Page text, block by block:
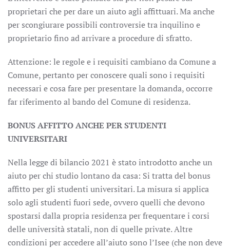
proprietari che per dare un aiuto agli affittuari. Ma anche
per scongiurare possibili controversie tra inquilino e
proprietario fino ad arrivare a procedure di sfratto.
Attenzione: le regole e i requisiti cambiano da Comune a
Comune, pertanto per conoscere quali sono i requisiti
necessari e cosa fare per presentare la domanda, occorre
far riferimento al bando del Comune di residenza.
BONUS AFFITTO ANCHE PER STUDENTI
UNIVERSITARI
Nella legge di bilancio 2021 è stato introdotto anche un
aiuto per chi studio lontano da casa: Si tratta del bonus
affitto per gli studenti universitari. La misura si applica
solo agli studenti fuori sede, ovvero quelli che devono
spostarsi dalla propria residenza per frequentare i corsi
delle università statali, non di quelle private. Altre
condizioni per accedere all’aiuto sono l’Isee (che non deve